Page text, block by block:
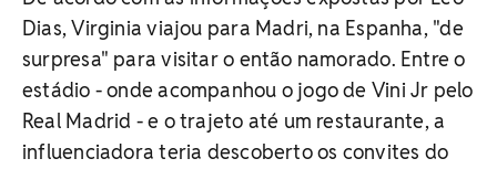
Dias, Virginia viajou para Madri, na Espanha, "de
surpresa" para visitar o então namorado. Entre o
estádio - onde acompanhou o jogo de Vini Jr pelo
Real Madrid - e o trajeto até um restaurante, a
influenciadora teria descoberto os convites do